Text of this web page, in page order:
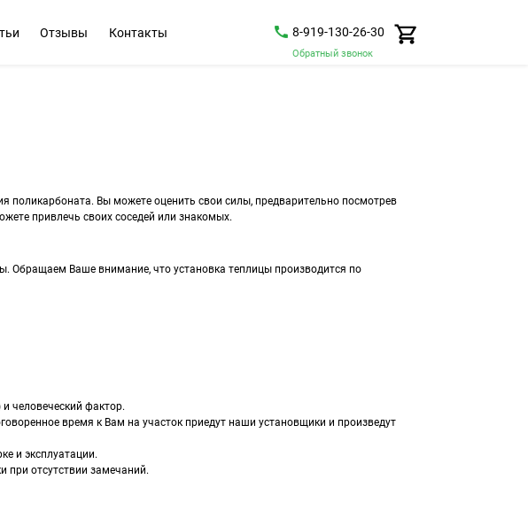
Отзывы Контакты 8-919-130-26-30
Обратный звонок
поликарбоната. Вы можете оценить свои силы, предварительно посмотрев
привлечь своих соседей или знакомых.
Обращаем Ваше внимание, что установка теплицы производится по
человеческий фактор.
время к Вам на участок приедут наши установщики и произведут
и эксплуатации.
при отсутствии замечаний.